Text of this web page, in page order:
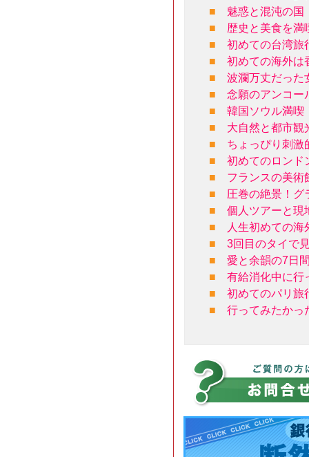
■
魅惑と混沌の国
■
歴史と美食を満
■
初めての台湾旅
■
初めての海外は
■
波瀾万丈だった
■
念願のアンコー
■
韓国ソウル満喫
■
大自然と都市観
■
ちょっぴり刺激
■
初めてのロンド
■
フランスの美術
■
圧巻の絶景！グ
■
個人ツアーと現
■
人生初めての
■
3回目のタイで
■
愛と余韻の7日
■
有給消化中に行
■
初めてのパリ旅
■
行ってみたかっ